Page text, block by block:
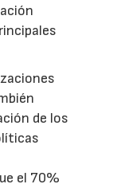
de los
el 70%